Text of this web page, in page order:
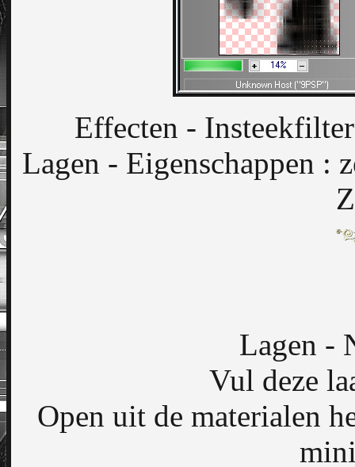
Effecten -
Lagen - Eigenschappen :
Lagen -
Vul deze
Open uit de materialen